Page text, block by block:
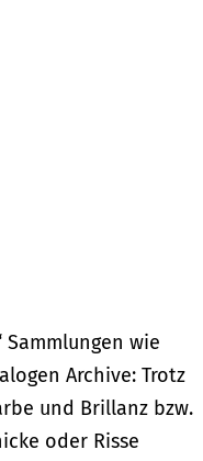
wie
Archive: Trotz
und Brillanz bzw.
oder Risse